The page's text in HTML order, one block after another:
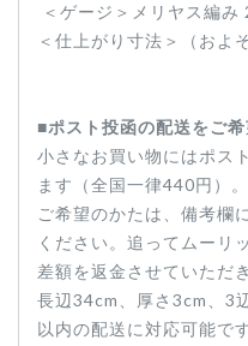
＜ゲージ＞メリヤス編
＜仕上がり寸法＞（およ
■ポスト投函の配送をご
小さなお買い物にはポス
ます（全国一律440円）。
ご希望のかたは、備考欄
ください。追ってムーリ
差額を返金させていただ
長辺34cm、厚さ3cm、3
以内の配送に対応可能で